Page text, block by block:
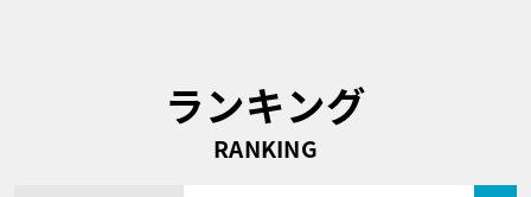
ランキング
RANKING